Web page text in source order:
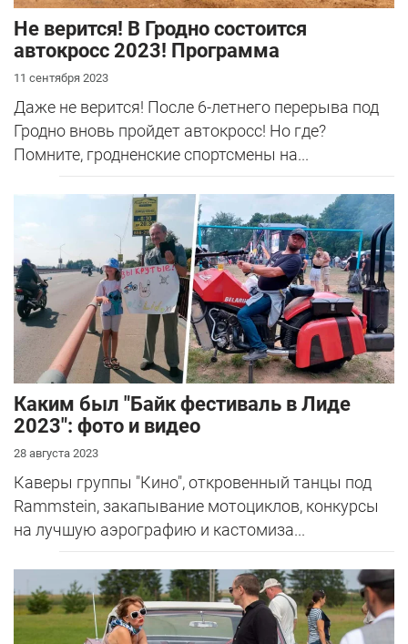
Не верится! В Гродно состоится
автокросс 2023! Программа
11 сентября 2023
Даже не верится! После 6-летнего перерыва под
Гродно вновь пройдет автокросс! Но где?
Помните, гродненские спортсмены на...
Каким был "Байк фестиваль в Лиде
2023": фото и видео
28 августа 2023
Каверы группы "Кино", откровенный танцы под
Rammstein, закапывание мотоциклов, конкурсы
на лучшую аэрографию и кастомиза...